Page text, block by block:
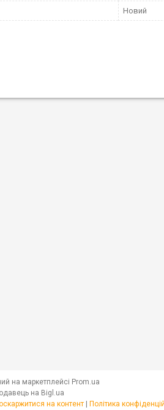
Новий
на маркетплейсі Prom.ua
на Bigl.ua
на контент Політика